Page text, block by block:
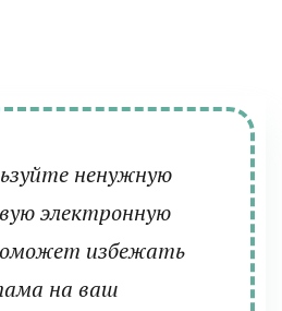
ненужную
электронную
избежать
на ваш